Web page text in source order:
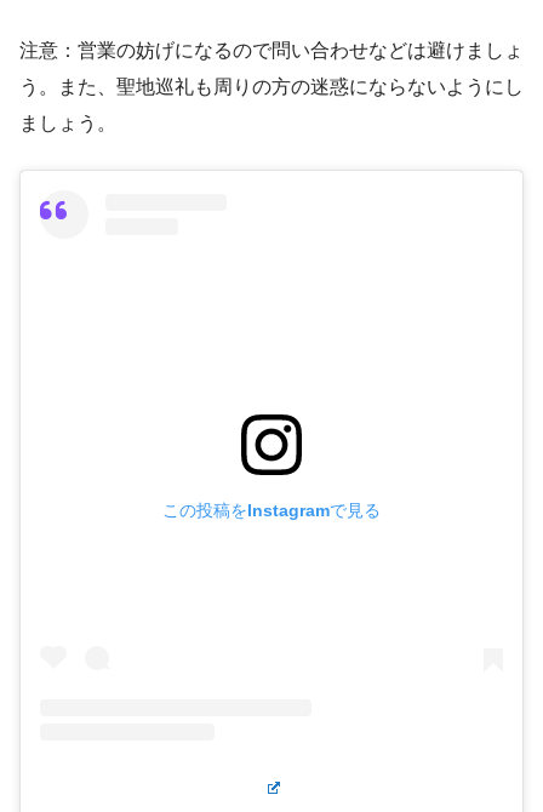
注意：営業の妨げになるので問い合わせなどは避けましょ
う。また、聖地巡礼も周りの方の迷惑にならないようにし
ましょう。
この投稿をInstagramで見る